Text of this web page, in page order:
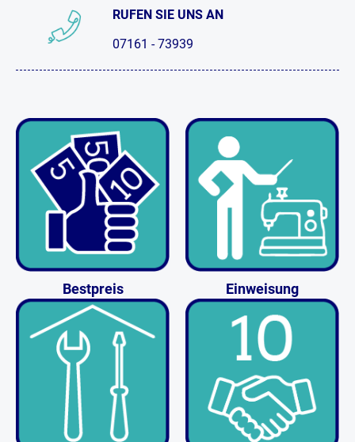
RUFEN SIE UNS AN
07161 - 73939
Bestpreis Einweisung